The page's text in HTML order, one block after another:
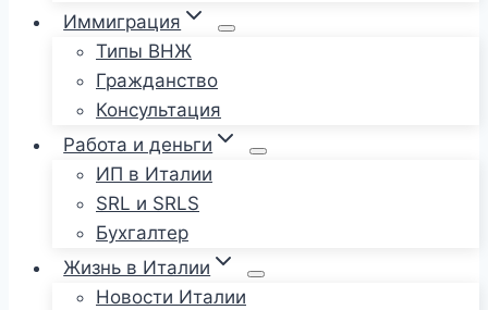
Иммиграция
Типы ВНЖ
Гражданство
Консультация
Работа и деньги
ИП в Италии
SRL и SRLS
Бухгалтер
Жизнь в Италии
Новости Италии